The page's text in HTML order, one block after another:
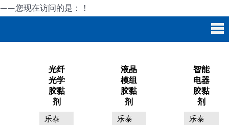
——您现在访问的是： ！